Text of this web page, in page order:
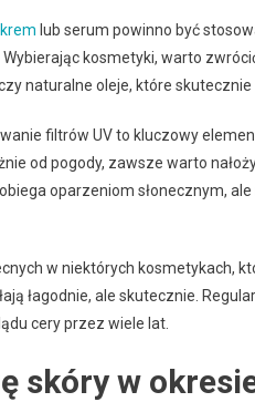
krem lub serum powinno być
kosmetyki, warto
naturalne oleje, które
filtrów UV to kluczowy
od pogody, zawsze warto
oparzeniom słonecznym,
w niektórych kosmetykach,
łagodnie, ale skutecznie.
cery przez wiele lat.
skóry w